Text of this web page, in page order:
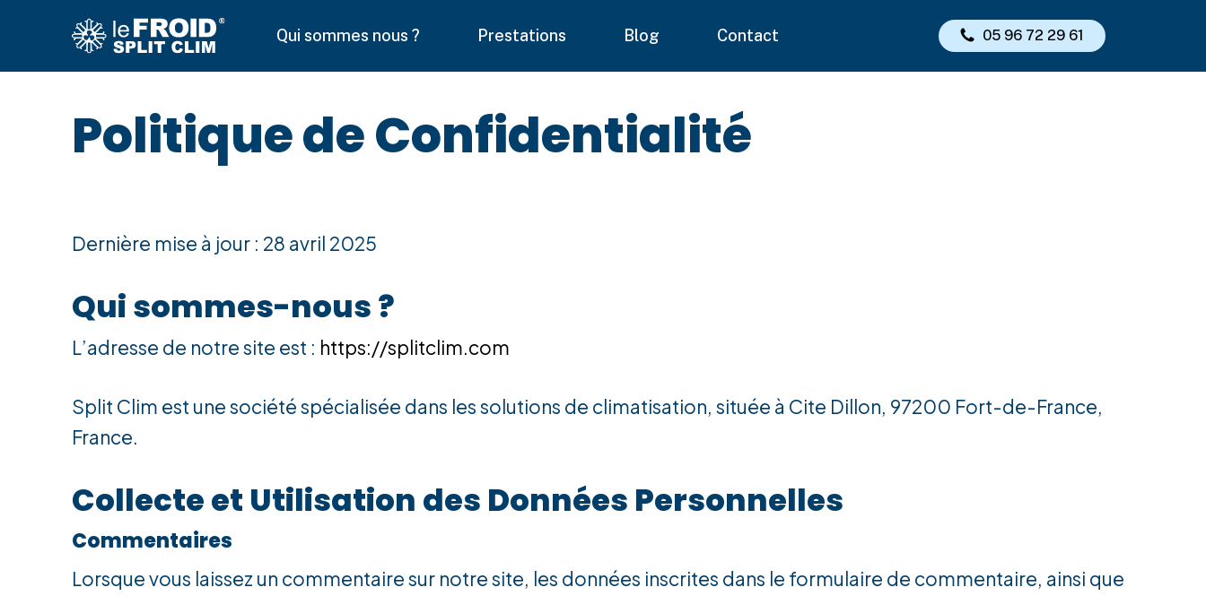
main
Qui sommes nous ? Prestations Blog Contact 05 96 72 29 61
Politique de Confidentialité
Dernière mise à jour : 28 avril 2025
Qui sommes-nous ?
L’adresse de notre site est : https://splitclim.com
Split Clim est une société spécialisée dans les solutions de climatisation, située à Cite Dillon, 97200 Fort-de-France,
France.
Collecte et Utilisation des Données Personnelles
Commentaires
Lorsque vous laissez un commentaire sur notre site, les données inscrites dans le formulaire de commentaire, ainsi que